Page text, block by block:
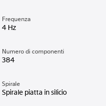
Frequenza
4 Hz
Numero di componenti
384
Spirale
Spirale piatta in silicio